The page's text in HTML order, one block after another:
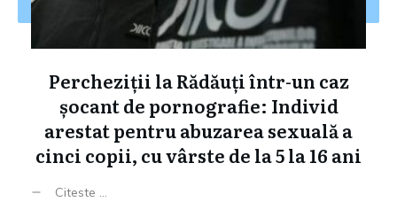
Percheziții la Rădăuți într-un caz
șocant de pornografie: Individ
arestat pentru abuzarea sexuală a
cinci copii, cu vârste de la 5 la 16 ani
Citeste ...